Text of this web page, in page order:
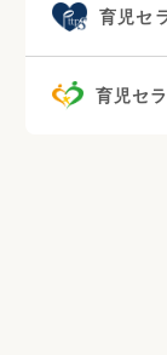
育児セ
育児セ